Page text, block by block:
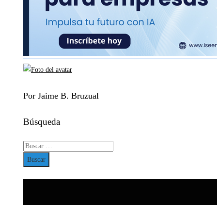
Por Jaime B. Bruzual
Búsqueda
Buscar: